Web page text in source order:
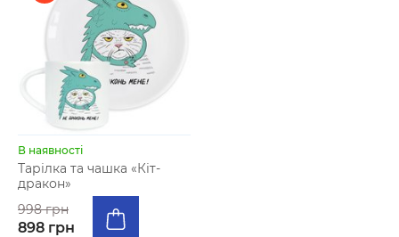
В наявності
Тарілка та чашка «Кіт-
дракон»
998 грн
898 грн